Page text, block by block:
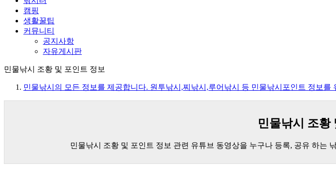
캠핑
생활꿀팁
커뮤니티
공지사항
자유게시판
민물낚시 조황 및 포인트 정보
민물낚시의 모든 정보를 제공합니다. 원투낚시,찌낚시,루어낚시 등 민물낚시포인트 정보를
민물낚시 조황
민물낚시 조황 및 포인트 정보 관련 유튜브 동영상을 누구나 등록, 공유 하는